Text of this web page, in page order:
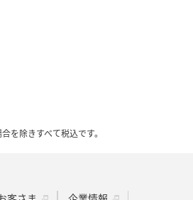
を除きすべて税込です。